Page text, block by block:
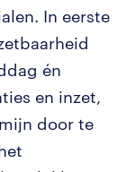
In eerste
én
en inzet,
door te